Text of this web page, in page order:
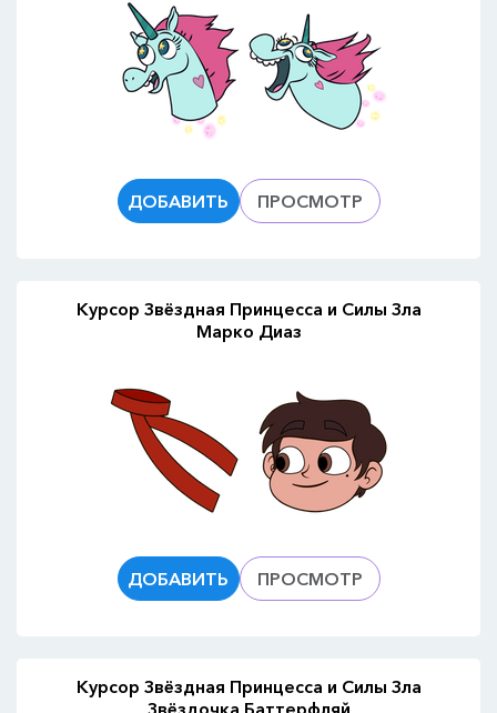
ДОБАВИТЬ ПРОСМОТР
Курсор Звёздная Принцесса и Силы Зла
Марко Диаз
ДОБАВИТЬ ПРОСМОТР
Курсор Звёздная Принцесса и Силы Зла